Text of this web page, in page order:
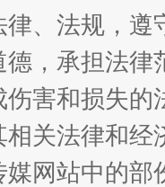
一
、法规，
，承担法
害和损失
关法律和
网站中的